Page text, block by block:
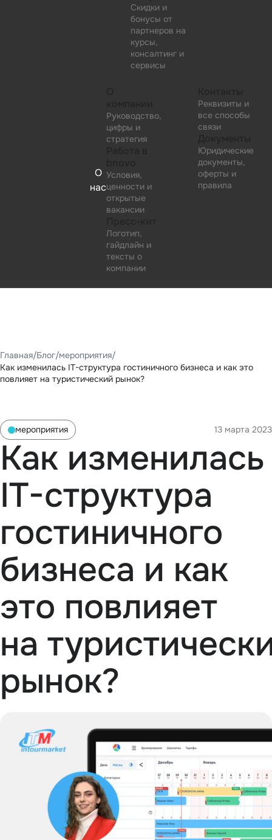
Скидки и
бонусы от
партнеров на
курсы,
консалтинг и
сервисы
О
нас
Руководство,
цифры и
стратегия
Условия,
ценности и
открытые
вакансии
Логотип,
гайдлайн и
тексты о
компании
Реквизиты и
все способы
связи
Юридические
документы,
оферты и
правила
Главная Блог мероприятия
Как изменилась IT-структура гостиничного бизнеса и как это
повлияет на туристический рынок?
мероприятия 13 марта 2023
Как изменилась
IT-структура
гостиничного
бизнеса и как
это повлияет
на
рынок?